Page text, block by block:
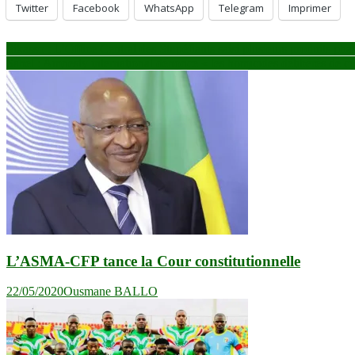
Twitter Facebook WhatsApp Telegram Imprimer
Navigation
de
l’article
L’ASMA-CFP tance la Cour constitutionnelle
22/05/2020Ousmane BALLO